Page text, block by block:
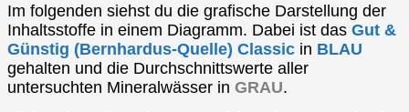
Im folgenden siehst du die grafische Darstellung der
Inhaltsstoffe in einem Diagramm. Dabei ist das Gut &
Günstig (Bernhardus-Quelle) Classic in BLAU
gehalten und die Durchschnittswerte aller
untersuchten Mineralwässer in GRAU.